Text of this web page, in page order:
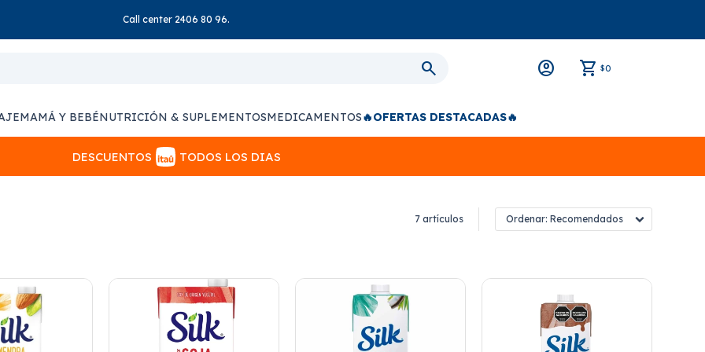
Call center 2406 80 96.
$0
MAMÁ Y BEBÉNUTRICIÓN & SUPLEMENTOSMEDICAMENTOS🔥OFERTAS DESTACADAS🔥
DESCUENTOS TODOS LOS DIAS
7 artículos Recomendados